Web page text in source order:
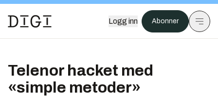
Logg inn Abonner
Telenor hacket med
«simple metoder»